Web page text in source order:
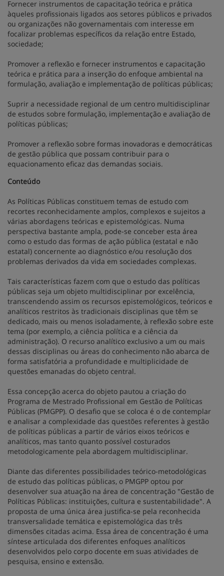
Fornecer instrumentos de capacitação teórica e prática
àqueles profissionais ligados aos setores públicos e privados
ou organizações não governamentais com interesse em
focalizar problemas específicos da relação entre Estado,
sociedade;
Promover a reflexão e fornecer instrumentos e capacitação
teórica e prática para a inserção do enfoque ambiental na
formulação, avaliação e implementação de políticas públicas;
Suprir a necessidade regional de um centro multidisciplinar
de estudos sobre formulação, implementação e avaliação de
políticas públicas;
Promover a reflexão sobre formas inovadoras e democráticas
de gestão pública que possam contribuir para o
equacionamento eficaz das demandas sociais.
Conteúdo
As Políticas Públicas constituem temas de estudo com
recortes reconhecidamente amplos, complexos e sujeitos a
várias abordagens teóricas e epistemológicas. Numa
perspectiva bastante ampla, pode-se conceber esta área
como o estudo das formas de ação pública (estatal e não
estatal) concernente ao diagnóstico e/ou resolução dos
problemas derivados da vida em sociedades complexas.
Tais características fazem com que o estudo das políticas
públicas seja um objeto multidisciplinar por excelência,
transcendendo assim os recursos epistemológicos, teóricos e
analíticos restritos às tradicionais disciplinas que têm se
dedicado, mais ou menos isoladamente, à reflexão sobre este
tema (por exemplo, a ciência política e a ciência da
administração). O recurso analítico exclusivo a um ou mais
dessas disciplinas ou áreas do conhecimento não abarca de
forma satisfatória a profundidade e multiplicidade de
questões emanadas do objeto central.
Essa concepção acerca do objeto pautou a criação do
Programa de Mestrado Profissional em Gestão de Políticas
Públicas (PMGPP). O desafio que se coloca é o de contemplar
e analisar a complexidade das questões referentes à gestão
de políticas públicas a partir de vários eixos teóricos e
analíticos, mas tanto quanto possível costurados
metodologicamente pela abordagem multidisciplinar.
Diante das diferentes possibilidades teórico-metodológicas
de estudo das políticas públicas, o PMGPP optou por
desenvolver sua atuação na área de concentração "Gestão de
Políticas Públicas: instituições, cultura e sustentabilidade". A
proposta de uma única área justifica-se pela reconhecida
transversalidade temática e epistemológica das três
dimensões citadas acima. Essa área de concentração é uma
síntese articulada dos diferentes enfoques analíticos
desenvolvidos pelo corpo docente em suas atividades de
pesquisa, ensino e extensão.